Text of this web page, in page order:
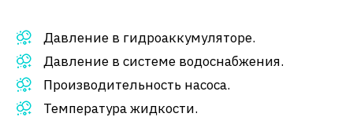
Давление в гидроаккумуляторе.
Давление в системе водоснабжения.
Производительность насоса.
Температура жидкости.